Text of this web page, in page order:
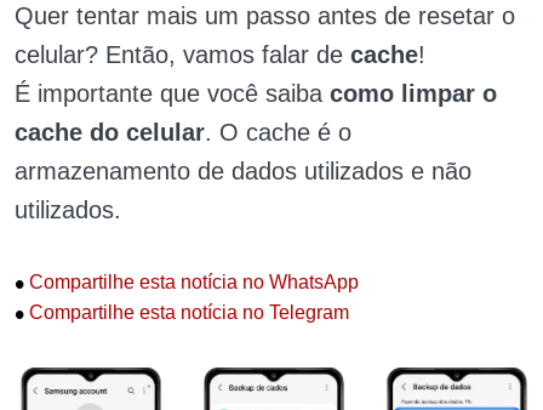
Quer tentar mais um passo antes de resetar o
celular? Então, vamos falar de cache!
É importante que você saiba como limpar o
cache do celular. O cache é o
armazenamento de dados utilizados e não
utilizados.
• Compartilhe esta notícia no WhatsApp
• Compartilhe esta notícia no Telegram